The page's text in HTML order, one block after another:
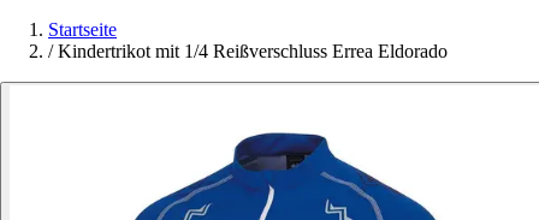
Startseite
/ Kindertrikot mit 1/4 Reißverschluss Errea Eldorado